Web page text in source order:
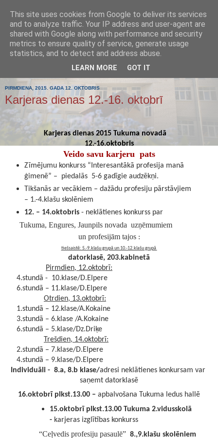
Tumes
pamatskola
PIRMDIENA, 2015. GADA 12. OKTOBRIS
Karjeras dienas 12.-16. oktobrī
Karjeras dienas 2015 Tukuma novadā
12.-16.oktobris
Veido savu karjeru  pats
Zīmējumu konkurss “Interesantākā profesija manā
ģimenē” –  piedalās  5-6 gadīgie audzēkņi.
Tikšanās ar vecākiem – dažādu profesiju pārstāvjiem
– 1.-4.klašu skolēniem
12. – 14.oktobris - neklātienes konkurss par
           Tukuma, Engures, Jaunpils novada  uzņēmumiem
un profesijām tajos :
tiešsaistē: 5.-9.klašu grupā un 10.-12.klašu grupā
datorklasē, 203.kabinetā
Pirmdien, 12.oktobrī:
      4.stundā -  10.klase/D.Elpere
      6.stundā – 11.klase/D.Elpere
Otrdien, 13.oktobrī:
      1.stundā – 12.klase/A.Kokaine
      3.stundā – 6.klase /A.Kokaine
      6.stundā – 5.klase/Dz.Driķe
Trešdien, 14.oktobrī:
      2.stundā – 7.klase/D.Elpere
      4.stundā – 9.klase/D.Elpere
Individuāli -  8.a, 8.b klase/adresi neklātienes konkursam var
saņemt datorklasē
16.oktobrī plkst.13.00 – apbalvošana Tukuma ledus hallē
15.oktobrī plkst.13.00 Tukuma 2.vidusskolā
- karjeras izglītības konkurss
“Ceļvedis profesiju pasaulē” 8.,9.klašu skolēniem
This site uses cookies from Google to deliver its services
and to analyze traffic. Your IP address and user-agent are
shared with Google along with performance and security
metrics to ensure quality of service, generate usage
statistics, and to detect and address abuse.
LEARN MORE GOT IT